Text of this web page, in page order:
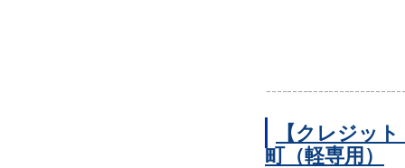
【クレジッ
町（軽専用）